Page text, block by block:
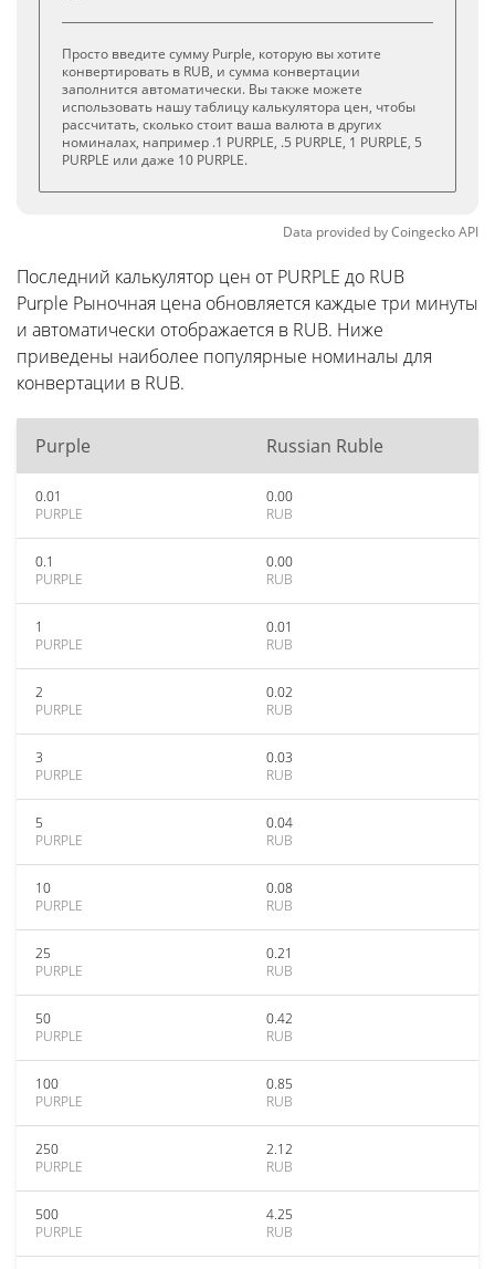
Просто введите сумму Purple, которую вы хотите
конвертировать в RUB, и сумма конвертации
заполнится автоматически. Вы также можете
использовать нашу таблицу калькулятора цен, чтобы
рассчитать, сколько стоит ваша валюта в других
номиналах, например .1 PURPLE, .5 PURPLE, 1 PURPLE, 5
PURPLE или даже 10 PURPLE.
Data provided byCoingeckoAPI
Последний калькулятор цен от PURPLE до RUB
Purple Рыночная цена обновляется каждые три минуты
и автоматически отображается в RUB. Ниже
приведены наиболее популярные номиналы для
конвертации в RUB.
Purple Russian Ruble
0.01
PURPLE
0.00
RUB
0.1
PURPLE
0.00
RUB
1
PURPLE
0.01
RUB
2
PURPLE
0.02
RUB
3
PURPLE
0.03
RUB
5
PURPLE
0.04
RUB
10
PURPLE
0.08
RUB
25
PURPLE
0.21
RUB
50
PURPLE
0.42
RUB
100
PURPLE
0.85
RUB
250
PURPLE
2.12
RUB
500
PURPLE
4.25
RUB